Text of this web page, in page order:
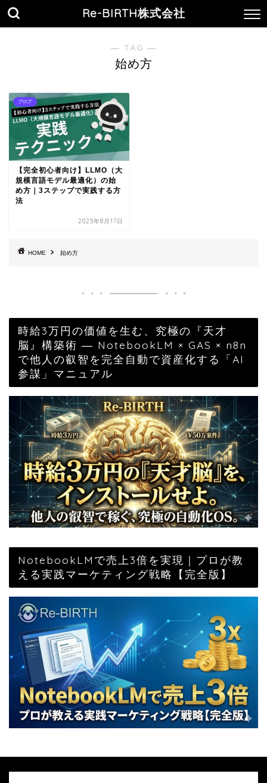
Re-BIRTH株式会社
― TAG ―
始め方
ブログ
【完全初心者向け】LLMO（大
規模言語モデル最適化）の始
め方｜3ステップで実践する方
法
2025年8月17日
HOME 始め方
時給3万円の価値を生む、究極の『天才
脳』構築術 ― NotebookLM × GAS × n8n
で他人の叡智を完全自動で資産化する「AI
参謀」マニュアル
NotebookLMで売上3倍を実現｜プロが教
える実践マーケティング戦略【完全版】